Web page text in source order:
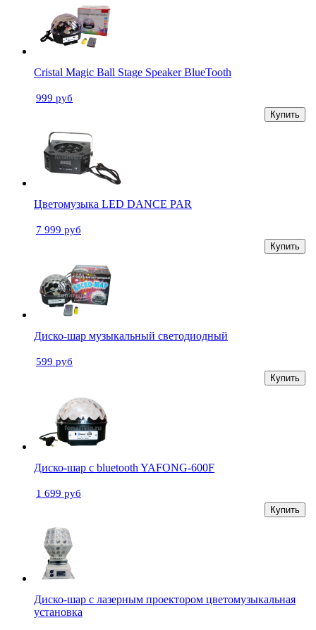
Cristal Magic Ball Stage Speaker BlueTooth
999 руб
Купить
Цветомузыка LED DANCE PAR
7 999 руб
Купить
Диско-шар музыкальный светодиодный
599 руб
Купить
Диско-шар с bluetooth YAFONG-600F
1 699 руб
Купить
Диско-шар с лазерным проектором цветомузыкальная
установка